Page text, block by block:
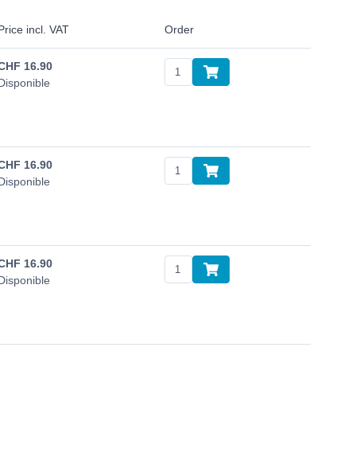
incl. VAT Order
16.90
16.90
16.90